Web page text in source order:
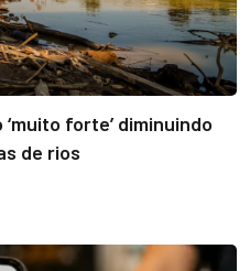
forte’ diminuindo
de rios